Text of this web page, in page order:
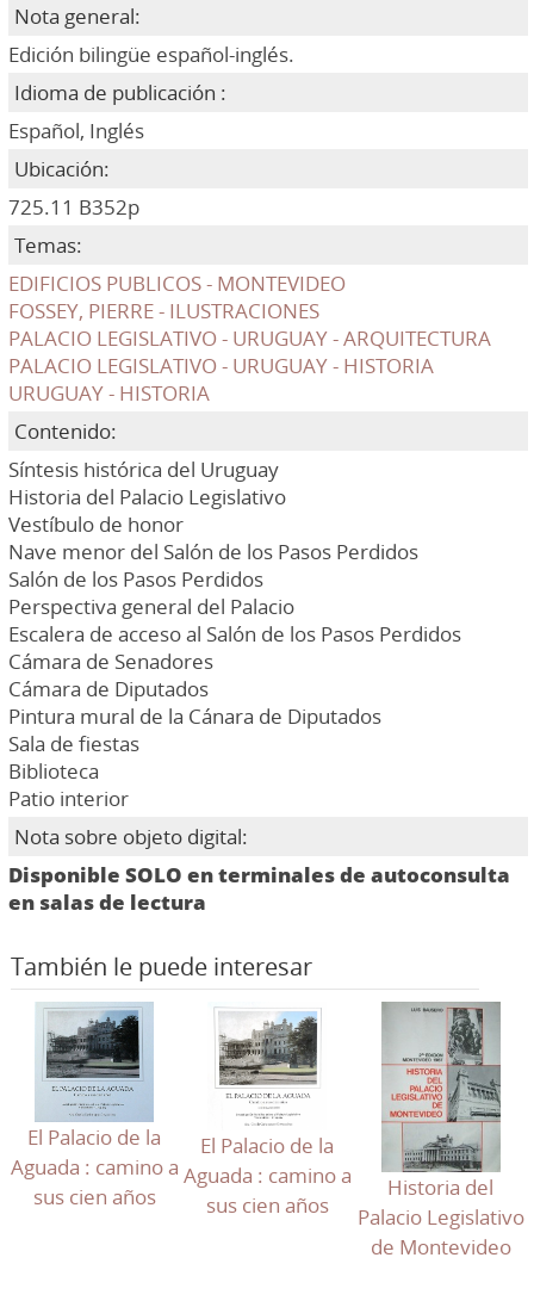
Nota general:
Edición bilingüe español-inglés.
Idioma de publicación :
Español, Inglés
Ubicación:
725.11 B352p
Temas:
EDIFICIOS PUBLICOS - MONTEVIDEO
FOSSEY, PIERRE - ILUSTRACIONES
PALACIO LEGISLATIVO - URUGUAY - ARQUITECTURA
PALACIO LEGISLATIVO - URUGUAY - HISTORIA
URUGUAY - HISTORIA
Contenido:
Síntesis histórica del Uruguay
Historia del Palacio Legislativo
Vestíbulo de honor
Nave menor del Salón de los Pasos Perdidos
Salón de los Pasos Perdidos
Perspectiva general del Palacio
Escalera de acceso al Salón de los Pasos Perdidos
Cámara de Senadores
Cámara de Diputados
Pintura mural de la Cánara de Diputados
Sala de fiestas
Biblioteca
Patio interior
Nota sobre objeto digital:
Disponible SOLO en terminales de autoconsulta
en salas de lectura
También le puede interesar
El Palacio de la
Aguada : camino a
sus cien años
El Palacio de la
Aguada : camino a
sus cien años
Historia del
Palacio Legislativo
de Montevideo